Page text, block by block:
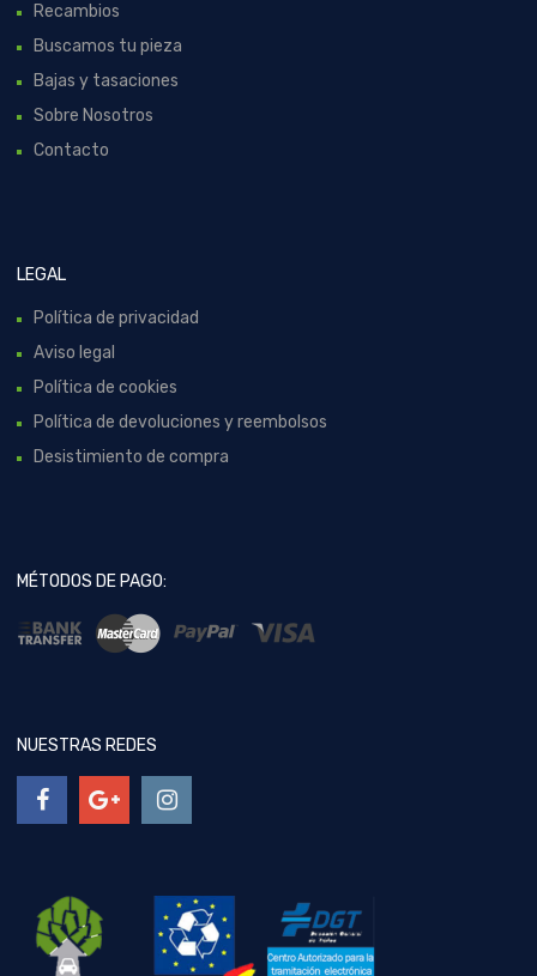
Recambios
Buscamos tu pieza
Bajas y tasaciones
Sobre Nosotros
Contacto
LEGAL
Política de privacidad
Aviso legal
Política de cookies
Política de devoluciones y reembolsos
Desistimiento de compra
MÉTODOS DE PAGO:
NUESTRAS REDES